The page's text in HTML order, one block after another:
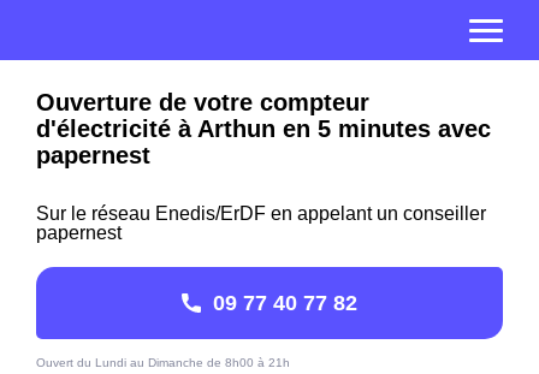
Ouverture de votre compteur
d'électricité à Arthun en 5 minutes avec
papernest
Sur le réseau Enedis/ErDF en appelant un conseiller
papernest
09 77 40 77 82
Ouvert du Lundi au Dimanche de 8h00 à 21h